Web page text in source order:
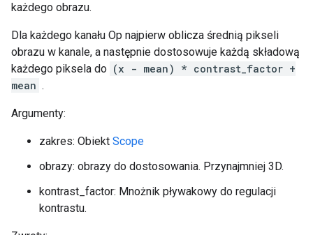
każdego obrazu.
Dla każdego kanału Op najpierw oblicza średnią pikseli
obrazu w kanale, a następnie dostosowuje każdą składową
każdego piksela do (x - mean) * contrast_factor +
mean .
Argumenty:
zakres: Obiekt Scope
obrazy: obrazy do dostosowania. Przynajmniej 3D.
kontrast_factor: Mnożnik pływakowy do regulacji
kontrastu.